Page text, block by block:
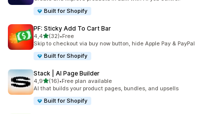
Built for Shopify
PF: Sticky Add To Cart Bar
4,4na 5 gwiazdek
(32)
Łączna liczba recenzji: 32
•Free
Skip to checkout via buy now button, hide Apple Pay & PayPal
Built for Shopify
Stack | AI Page Builder
4,9na 5 gwiazdek
(16)
Łączna liczba recenzji: 16
•Free plan available
AI that builds your product pages, bundles, and upsells
Built for Shopify